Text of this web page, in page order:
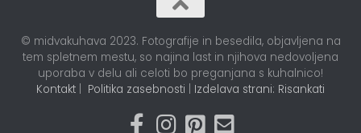
© midvakuhava 2023. Fotografije in besedila, objavljena na
tem spletnem mestu, so najina last in njihova nedovoljena
uporaba v delu ali celoti bo preganjana s kuhalnico!
Kontakt
Politika zasebnosti Izdelava strani: Risankati